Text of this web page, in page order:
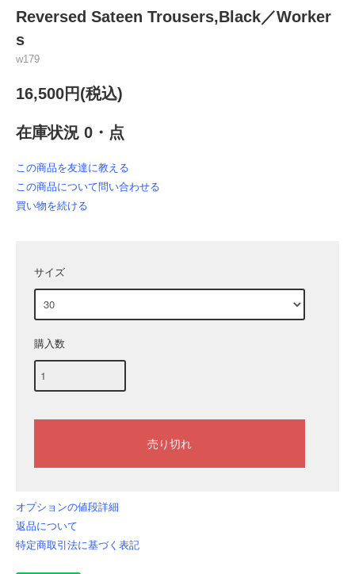
Reversed Sateen Trousers,Black／Worker
s
w179
16,500円(税込)
在庫状況 0・点
この商品を友達に教える
この商品について問い合わせる
買い物を続ける
サイズ
購入数
オプションの値段詳細
返品について
特定商取引法に基づく表記